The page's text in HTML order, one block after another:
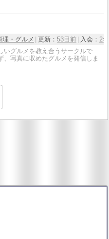
理・グルメ 更新： 53日前 入会： 2
いグルメを教え合うサークルで
、写真に収めたグルメを発信しま